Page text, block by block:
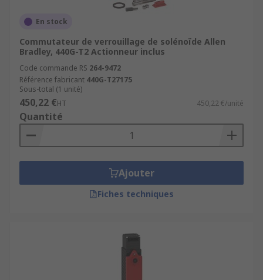
En stock
Commutateur de verrouillage de solénoïde Allen
Bradley, 440G-T2 Actionneur inclus
Code commande RS 264-9472
Référence fabricant 440G-T27175
Sous-total (1 unité)
450,22 €HT 450,22 €/unité
Quantité
Ajouter
Fiches techniques